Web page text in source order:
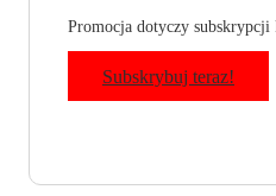
Promocja dotyczy subskrypcji
Subskrybuj teraz!